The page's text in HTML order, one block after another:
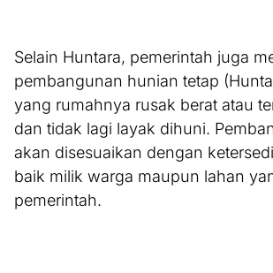
Selain Huntara, pemerintah juga
pembangunan hunian tetap
yang rumahnya rusak berat atau
dan tidak lagi layak dihuni.
akan disesuaikan dengan
baik milik warga maupun lahan
pemerintah.